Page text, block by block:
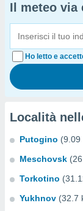
Il meteo via
Ho letto e
Località
Putogino (9.09
Meschovsk
Torkotino
Yukhnov (32.7